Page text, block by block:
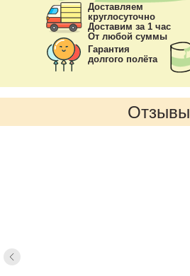
Доставляем
круглосуточно
Доставим за 1 час
От любой суммы
Гарантия
долгого полёта
Отзывы